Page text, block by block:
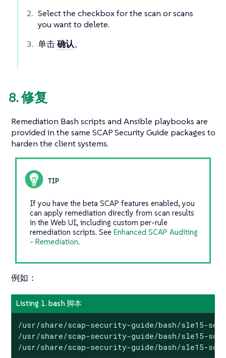
Select the checkbox for the scan or scans
you want to delete.
单击确认。
8. 修复
Remediation Bash scripts and Ansible playbooks are
provided in the same SCAP Security Guide packages to
harden the client systems.
If you have the beta SCAP features enabled, you
can apply remediation directly from scan results
in the Web UI, including custom per-rule
remediation scripts. See Enhanced SCAP Auditing
- Remediation.
例如：
Listing 1. bash 脚本
/usr/share/scap-security-guide/bash/sle15-
/usr/share/scap-security-guide/bash/sle15-
/usr/share/scap-security-guide/bash/sle15-